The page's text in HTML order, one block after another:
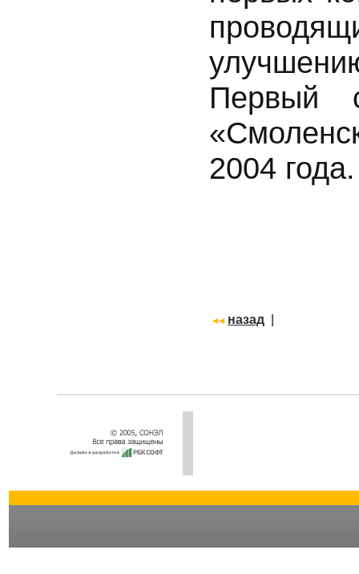
Первый
2004 года.
назад